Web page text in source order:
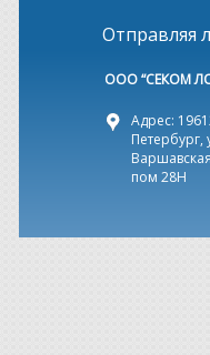
Отправляя
ООО “СЕКОМ
Адрес:
Петербург,
пом 28Н